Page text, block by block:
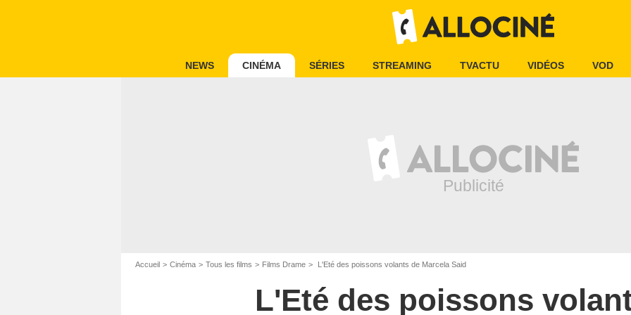
NEWS CINÉMA SÉRIES STREAMING TVACTU VIDÉOS VOD
Accueil Cinéma Tous les films Films Drame L'Eté des poissons volants de Marcela Said
L'Eté des poissons